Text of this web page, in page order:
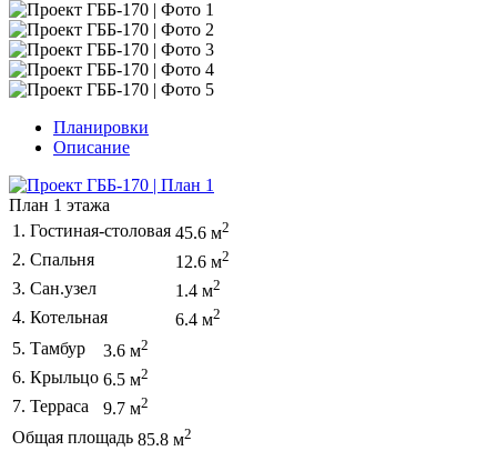
Планировки
Описание
План 1 этажа
1. Гостиная-столовая 45.6 м2
2. Спальня 12.6 м2
3. Сан.узел 1.4 м2
4. Котельная 6.4 м2
5. Тамбур 3.6 м2
6. Крыльцо 6.5 м2
7. Терраса 9.7 м2
Общая площадь 85.8 м2